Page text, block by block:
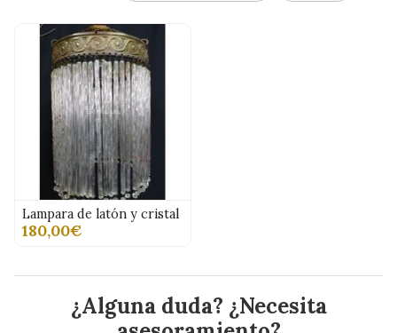
Lampara de latón y cristal
180,00€
¿Alguna duda? ¿Necesita